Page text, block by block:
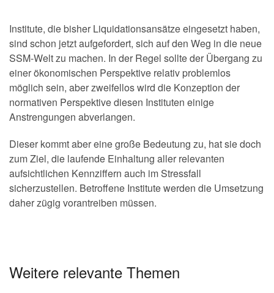
Institute, die bisher Liquidationsansätze eingesetzt haben,
sind schon jetzt aufgefordert, sich auf den Weg in die neue
SSM-Welt zu machen. In der Regel sollte der Übergang zu
einer ökonomischen Perspektive relativ problemlos
möglich sein, aber zweifellos wird die Konzeption der
normativen Perspektive diesen Instituten einige
Anstrengungen abverlangen.
Dieser kommt aber eine große Bedeutung zu, hat sie doch
zum Ziel, die laufende Einhaltung aller relevanten
aufsichtlichen Kennziffern auch im Stressfall
sicherzustellen. Betroffene Institute werden die Umsetzung
daher zügig vorantreiben müssen.
Weitere relevante Themen